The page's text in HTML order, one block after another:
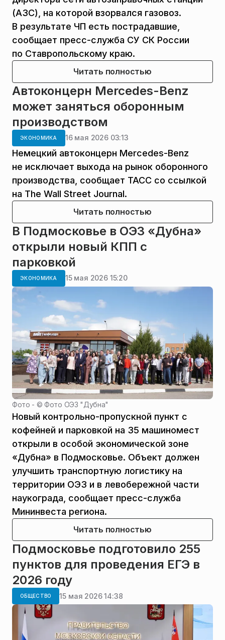
(АЗС), на которой взорвался газовоз.
В результате ЧП есть пострадавшие,
сообщает пресс-служба СУ СК России
по Ставропольскому краю.
Читать полностью
Автоконцерн Mercedes-Benz
может заняться оборонным
производством
ЭКОНОМИКА 16 мая 2026 03:13
Немецкий автоконцерн Mercedes-Benz
не исключает выхода на рынок оборонного
производства, сообщает ТАСС со ссылкой
на The Wall Street Journal.
Читать полностью
В Подмосковье в ОЭЗ «Дубна»
открыли новый КПП с
парковкой
ЭКОНОМИКА 15 мая 2026 15:20
Фото - ©Фото ОЭЗ "Дубна"
Новый контрольно-пропускной пункт с
кофейней и парковкой на 35 машиномест
открыли в особой экономической зоне
«Дубна» в Подмосковье. Объект должен
улучшить транспортную логистику на
территории ОЭЗ и в левобережной части
наукограда, сообщает пресс-служба
Мининвеста региона.
Читать полностью
Подмосковье подготовило 255
пунктов для проведения ЕГЭ в
2026 году
ОБЩЕСТВО 15 мая 2026 14:38